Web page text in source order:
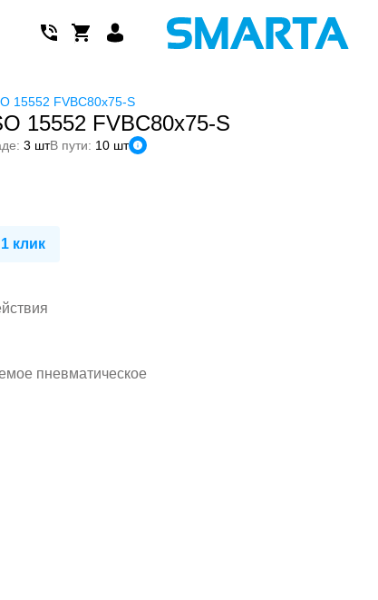
15552 FVBC80x75-S
15552 FVBC80x75-S
3 штВ пути: 10 шт
клик
пневматическое